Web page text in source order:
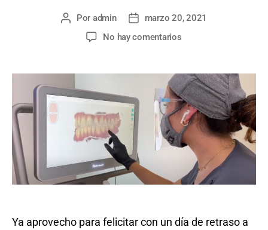
Autor
Por admin
Fechamarzo 20, 2021
No hay comentariosen
de
la
salud
bucodental
Ya aprovecho para felicitar con un día de retraso a